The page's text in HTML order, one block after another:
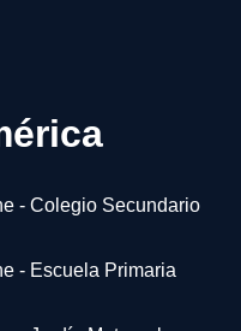
- Colegio Secundario
- Escuela Primaria